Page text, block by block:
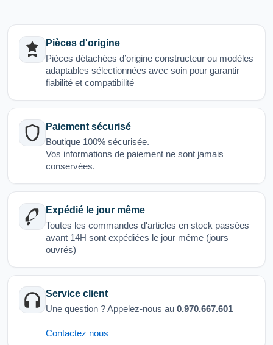
Pièces d'origine
Pièces détachées d’origine constructeur ou modèles
adaptables sélectionnées avec soin pour garantir
fiabilité et compatibilité
Paiement sécurisé
Boutique 100% sécurisée.
Vos informations de paiement ne sont jamais
conservées.
Expédié le jour même
Toutes les commandes d'articles en stock passées
avant 14H sont expédiées le jour même (jours
ouvrés)
Service client
Une question ? Appelez-nous au 0.970.667.601
Contactez nous